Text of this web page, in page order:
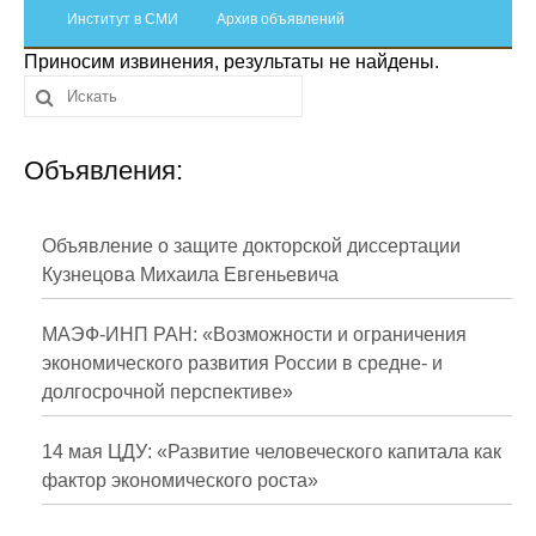
Отчетность
Противодействие коррупции
Материалы для СМИ
Публикации
Научная жизнь
Проблемы прогнозирования
О журнале
Номера журналов
Институт в СМИ Архив объявлений
Приносим извинения, результаты не найдены.
Объявления:
Объявление о защите докторской диссертации
Кузнецова Михаила Евгеньевича
МАЭФ-ИНП РАН: «Возможности и ограничения
экономического развития России в средне- и
долгосрочной перспективе»
14 мая ЦДУ: «Развитие человеческого капитала как
фактор экономического роста»